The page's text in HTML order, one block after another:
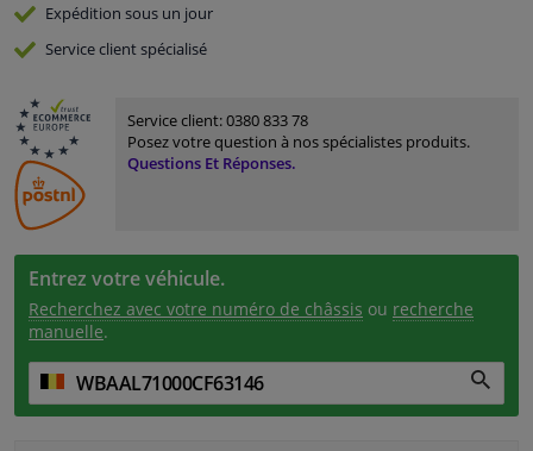
Expédition sous un jour
Serviceclient spécialisé
Service client:0380 833 78
Posez votre question à nos spécialistes produits.
Questions Et Réponses.
Entrez votre véhicule.
Recherchez avec votre numéro de châssis ou recherche
manuelle.